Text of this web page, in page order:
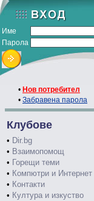
Име
Парола
• Нов потребител
• Забравена парола
Клубове
• Dir.bg
• Взаимопомощ
• Горещи теми
• Компютри и Интернет
• Контакти
• Култура и изкуство